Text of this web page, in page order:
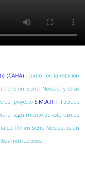
(CAHA) , junto con la estación
tiene en Sierra Nevada, y otras
del proyecto S.M.A.R.T. liderado
el seguimiento de este tipo de
del IAA en Sierra Nevada, es un
instituciones.